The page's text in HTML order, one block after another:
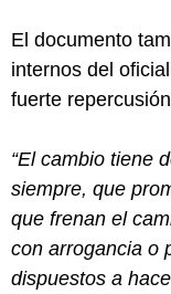
El documento
internos del
fuerte
“El cambio tiene
siempre, que
que frenan el
con arrogancia o
dispuestos a